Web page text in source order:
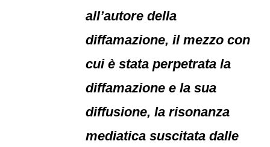
all’autore della
diffamazione, il mezzo con
cui è stata perpetrata la
diffamazione e la sua
diffusione, la risonanza
mediatica suscitata dalle